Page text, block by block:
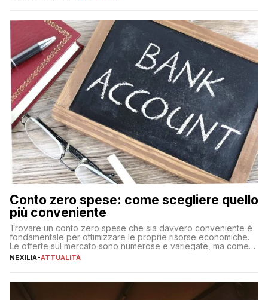
Conto zero spese: come scegliere quello
più conveniente
Trovare un conto zero spese che sia davvero conveniente è
fondamentale per ottimizzare le proprie risorse economiche.
Le offerte sul mercato sono numerose e variegate, ma come
individuare quella più adatta alle proprie esigenze senza
sul […]
NEXILIA-ATTUALITÀ